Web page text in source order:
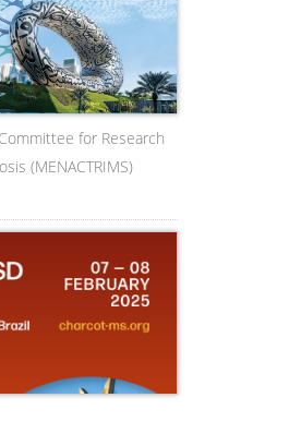
for Research
(MENACTRIMS)